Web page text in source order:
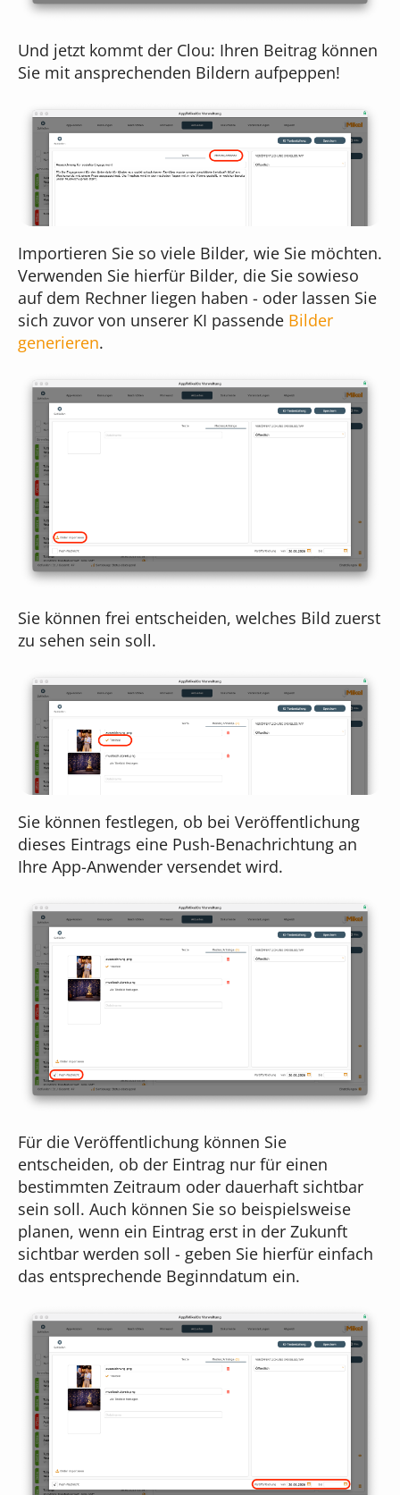
Und jetzt kommt der Clou: Ihren Beitrag können
Sie mit ansprechenden Bildern aufpeppen!
Importieren Sie so viele Bilder, wie Sie möchten.
Verwenden Sie hierfür Bilder, die Sie sowieso
auf dem Rechner liegen haben - oder lassen Sie
sich zuvor von unserer KI passende Bilder
generieren.
Sie können frei entscheiden, welches Bild zuerst
zu sehen sein soll.
Sie können festlegen, ob bei Veröffentlichung
dieses Eintrags eine Push-Benachrichtung an
Ihre App-Anwender versendet wird.
Für die Veröffentlichung können Sie
entscheiden, ob der Eintrag nur für einen
bestimmten Zeitraum oder dauerhaft sichtbar
sein soll. Auch können Sie so beispielsweise
planen, wenn ein Eintrag erst in der Zukunft
sichtbar werden soll - geben Sie hierfür einfach
das entsprechende Beginndatum ein.